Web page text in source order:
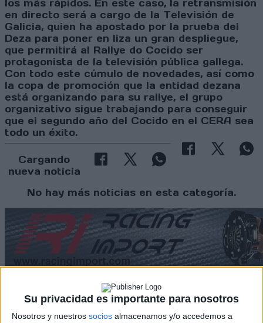
Su privacidad es importante para nosotros
Nosotros y nuestros socios almacenamos y/o accedemos a
los más rápidos. En este caso, la retransmisión
en directo será a cargo de la Televisión de
Galicia, quien ha apostado por la prueba del
Deza para poner en liza un gran despliegue,
que permitirá al Rallye do Cocido ser
protagonista de la televisión pública gallega.
Con todo este cúmulo de novedades, así como
la copa de promoción que la entidad dezana
está organizando para su rallye, el grupo
organizativo sigue trabajando para conseguir
que el segundo año del Cocido en el CERA sea
todo un éxito.
Cargando
nueva noticia
No hay más noticias en esta categoría.
Rallyes